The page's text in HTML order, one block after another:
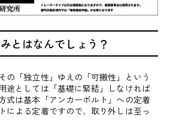
とはなんでしょう？
の「独立性」ゆえの「可搬性」という
途としては「基礎に緊結」しなければ
式は基本「アンカーボルト」への定着
による定着ですので、取り外しは至っ